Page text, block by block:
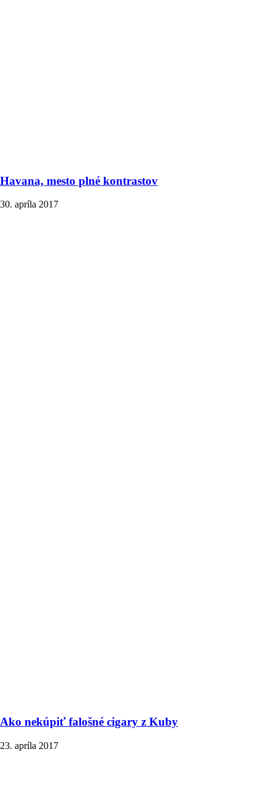
Havana, mesto plné kontrastov
30. apríla 2017
Ako nekúpiť falošné cigary z Kuby
23. apríla 2017